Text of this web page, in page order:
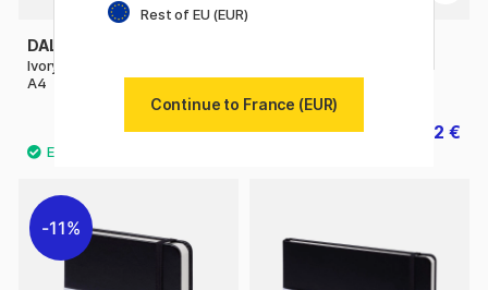
DALER-ROWNEY
Ivory Sketchbook Softcover
A4
30.50 € 14.32 €
17.90 €
11%
Rest of EU (EUR)
Continue to France (EUR)